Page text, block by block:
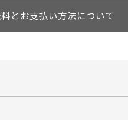
とお支払い方法について